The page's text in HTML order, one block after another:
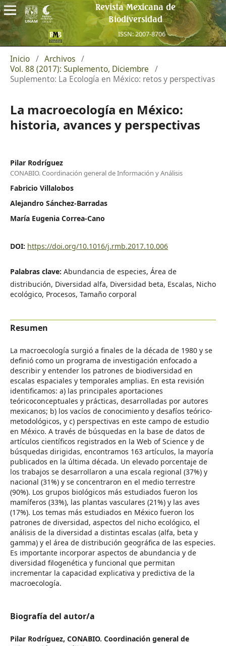
Revista Mexicana de
Biodiversidad
ISSN: 2007-8706
Inicio / Archivos /
Vol. 88 (2017): Suplemento, Diciembre
/
Suplemento: La Ecología en México: retos y perspectivas
La macroecología en México:
historia, avances y perspectivas
Pilar Rodríguez
CONABIO. Coordinación general de Información y Análisis
Fabricio Villalobos
Alejandro Sánchez-Barradas
María Eugenia Correa-Cano
DOI: https://doi.org/10.1016/j.rmb.2017.10.006
Palabras clave: Abundancia de especies, Área de
distribución, Diversidad alfa, Diversidad beta, Escalas, Nicho
ecológico, Procesos, Tamaño corporal
Resumen
La macroecología surgió a finales de la década de 1980 y se
definió como un programa de investigación enfocado a
describir y entender los patrones de biodiversidad en
escalas espaciales y temporales amplias. En esta revisión
identificamos: a) las principales aportaciones
teóricoconceptuales y prácticas, desarrolladas por autores
mexicanos; b) los vacíos de conocimiento y desafíos teórico-
metodológicos, y c) perspectivas en este campo de estudio
en México. A través de búsquedas en la base de datos de
artículos científicos registrados en la Web of Science y de
búsquedas dirigidas, encontramos 163 artículos, la mayoría
publicados en la última década. Un elevado porcentaje de
los trabajos se desarrollaron a una escala regional (37%) y
nacional (31%) y se concentraron en el medio terrestre
(90%). Los grupos biológicos más estudiados fueron los
mamíferos (33%), las plantas vasculares (21%) y las aves
(17%). Los temas más estudiados en México fueron los
patrones de diversidad, aspectos del nicho ecológico, el
análisis de la diversidad a distintas escalas (alfa, beta y
gamma) y el área de distribución geográfica de las especies.
Es importante incorporar aspectos de abundancia y de
diversidad filogenética y funcional que permitan
incrementar la capacidad explicativa y predictiva de la
macroecología.
Biografía del autor/a
Pilar Rodríguez, CONABIO. Coordinación general de